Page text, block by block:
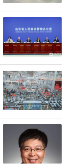
责任编辑：金德锋